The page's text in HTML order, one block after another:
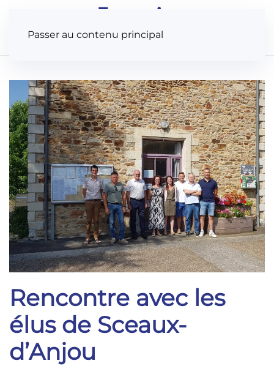
Passer au contenu principal
Rencontre avec les
élus de Sceaux-
d’Anjou
Panneau de gestion des cookies